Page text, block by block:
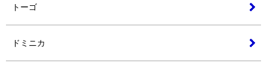
トーゴ
ドミニカ